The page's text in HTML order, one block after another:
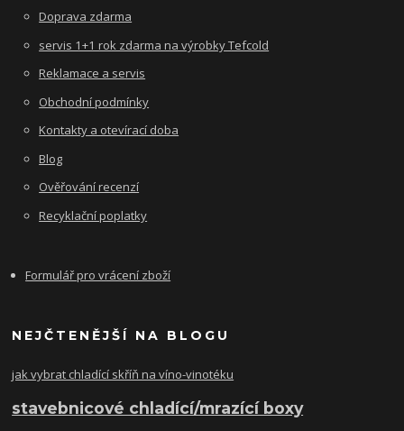
Doprava zdarma
servis 1+1 rok zdarma na výrobky Tefcold
Reklamace a servis
Obchodní podmínky
Kontakty a otevírací doba
Blog
Ověřování recenzí
Recyklační poplatky
Formulář pro vrácení zboží
NEJČTENĚJŠÍ NA BLOGU
jak vybrat chladící skříň na víno-vinotéku
stavebnicové chladící/mrazící boxy